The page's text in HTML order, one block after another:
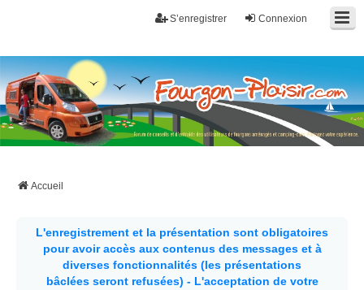
Connexion
S’enregistrer
Fourgon-plaisir.com
Forum de conseils et d'entraide des utilisateurs de fourgons, fourgons
aménagés, vans et de camping-car. Partagez votre expérience.
Accueil
L'enregistrement et la présentation sont obligatoires
pour avoir accès aux contenus des messages et à
diverses fonctionnalités (les présentations
bâclées seront refusées) - L'acceptation de votre